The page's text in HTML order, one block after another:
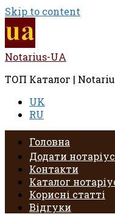
Skip to content
Notarius-UA
ТОП Каталог |
UK
RU
Головна
Додати
Контакти
Каталог
Корисні статті
Відгуки